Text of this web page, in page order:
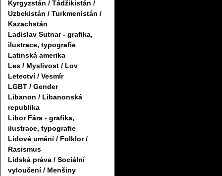
Kyrgyzstán / Tádžikistán /
Uzbekistán / Turkmenistán /
Kazachstán
Ladislav Sutnar - grafika,
ilustrace, typografie
Latinská amerika
Les / Myslivost / Lov
Letectví / Vesmír
LGBT / Gender
Libanon / Libanonská
republika
Libor Fára - grafika,
ilustrace, typografie
Lidové umění / Folklor /
Rasismus
Lidská práva / Sociální
vyloučení / Menšiny